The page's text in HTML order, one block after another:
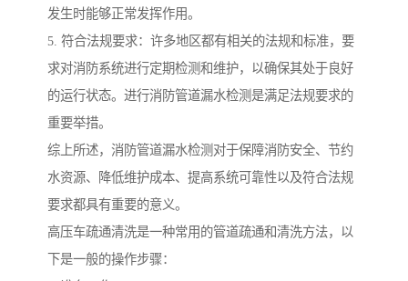
发生时能够正常发挥作用。
5. 符合法规要求：许多地区都有相关的法规和标准，要
求对消防系统进行定期检测和维护，以确保其处于良好
的运行状态。进行消防管道漏水检测是满足法规要求的
重要举措。
综上所述，消防管道漏水检测对于保障消防安全、节约
水资源、降低维护成本、提高系统可靠性以及符合法规
要求都具有重要的意义。
高压车疏通清洗是一种常用的管道疏通和清洗方法，以
下是一般的操作步骤：